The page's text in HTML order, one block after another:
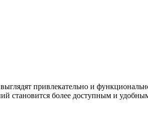
привлекательно и
более доступным и